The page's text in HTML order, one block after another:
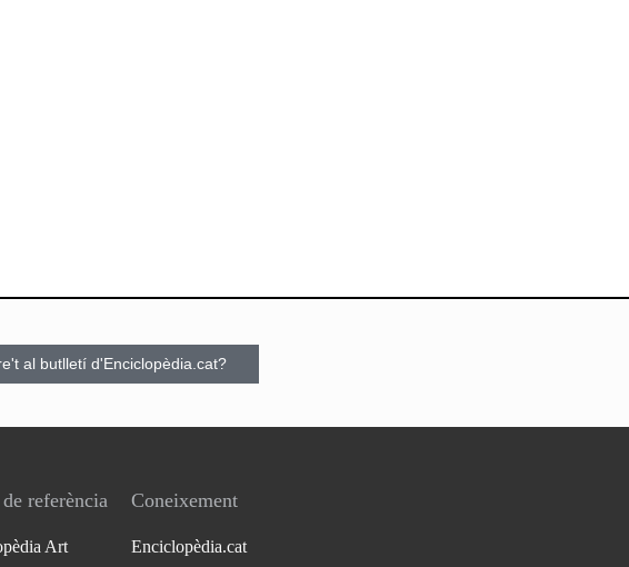
al butlletí d'Enciclopèdia.cat?
referència
Art
Coneixement
Enciclopèdia.cat